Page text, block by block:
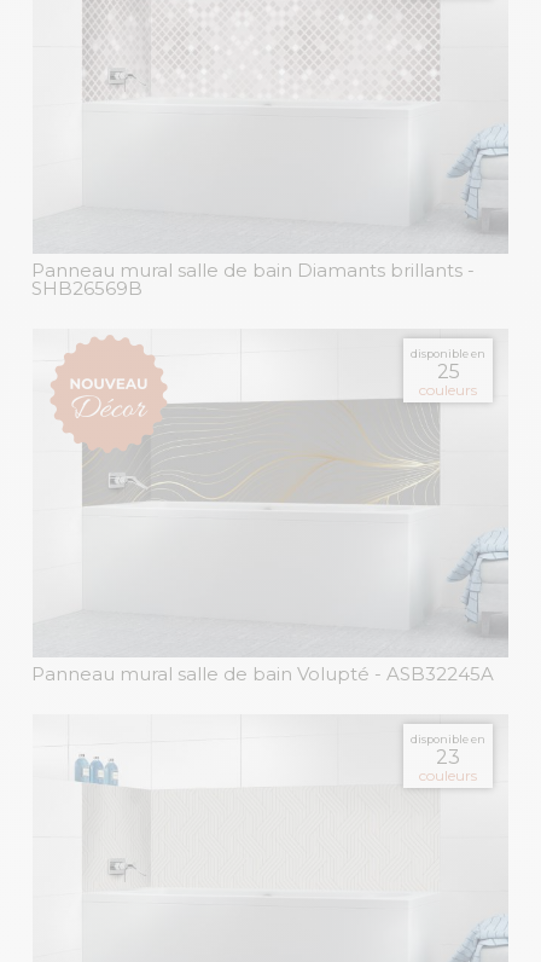
Panneau mural salle de bain Diamants brillants -
SHB26569B
disponible en
25
couleurs
Panneau mural salle de bain Volupté - ASB32245A
disponible en
23
couleurs